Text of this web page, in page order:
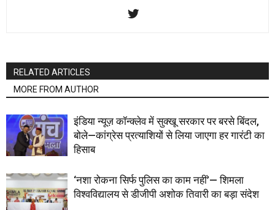
RELATED ARTICLES
MORE FROM AUTHOR
इंडिया न्यूज़ कॉन्क्लेव में सुक्खू सरकार पर बरसे बिंदल,
बोले—कांग्रेस प्रत्याशियों से लिया जाएगा हर गारंटी का
हिसाब
‘नशा रोकना सिर्फ पुलिस का काम नहीं’— शिमला
विश्वविद्यालय से डीजीपी अशोक तिवारी का बड़ा संदेश